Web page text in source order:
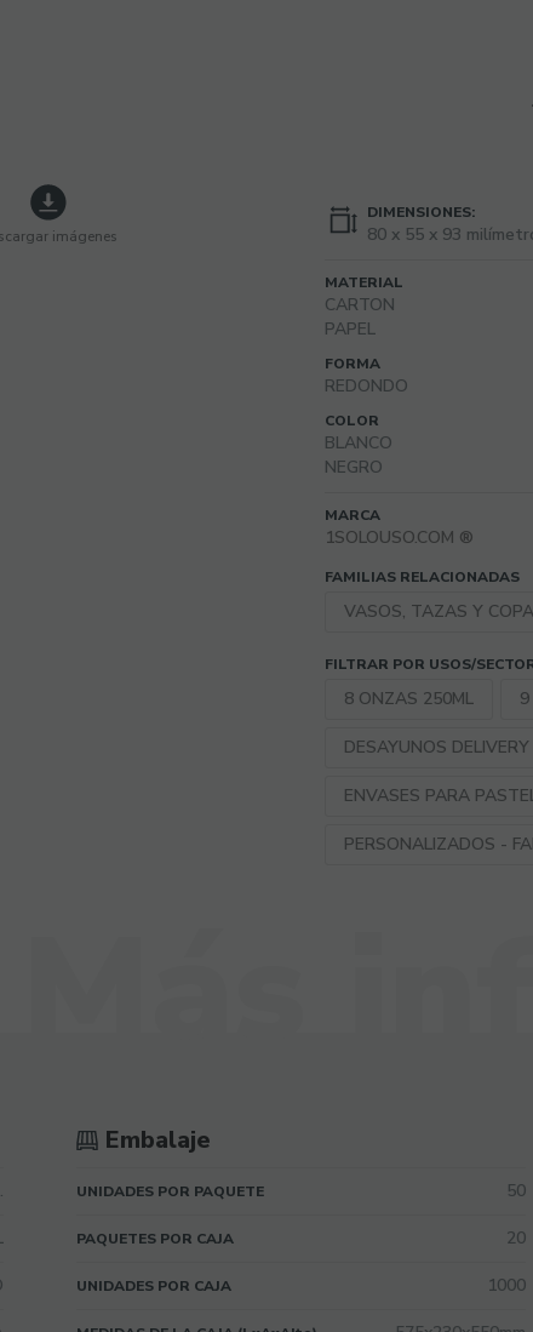
imágenes
DIMENSIONES:
80 x 55 x 93
MATERIAL
CARTON
PAPEL
FORMA
REDONDO
COLOR
BLANCO
NEGRO
MARCA
1SOLOUSO.COM ®
FAMILIAS RELACIONADAS
VASOS, TAZAS Y
FILTRAR POR USOS/
8 ONZAS 250ML
DESAYUNOS DELIVERY
ENVASES PARA
PERSONALIZADOS -
Embalaje
UNIDADES POR PAQUETE 50
PAQUETES POR CAJA 20
UNIDADES POR CAJA 1000